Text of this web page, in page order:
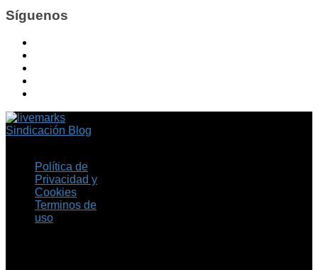
Síguenos
Sindicación Blog
Política de
Privacidad y
Cookies
Terminos de
uso